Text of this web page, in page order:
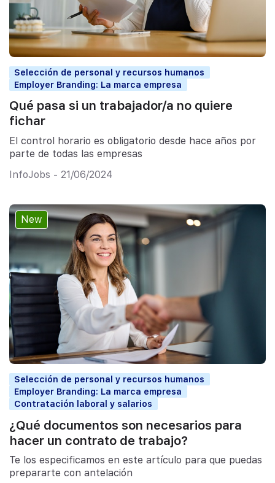
Selección de personal y recursos humanos
Employer Branding: La marca empresa
Qué pasa si un trabajador/a no quiere
fichar
El control horario es obligatorio desde hace años por
parte de todas las empresas
InfoJobs - 21/06/2024
New
Selección de personal y recursos humanos
Employer Branding: La marca empresa
Contratación laboral y salarios
¿Qué documentos son necesarios para
hacer un contrato de trabajo?
Te los especificamos en este artículo para que puedas
prepararte con antelación